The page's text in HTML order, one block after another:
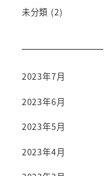
未分類 (2)
2023年7月
2023年6月
2023年5月
2023年4月